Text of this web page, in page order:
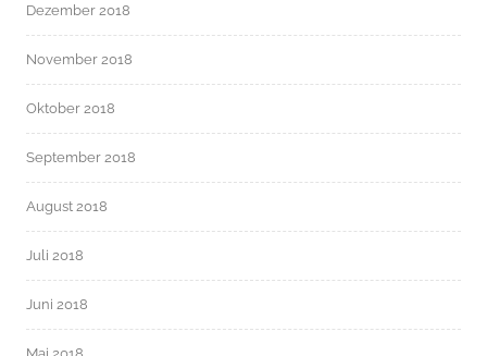
Dezember 2018
November 2018
Oktober 2018
September 2018
August 2018
Juli 2018
Juni 2018